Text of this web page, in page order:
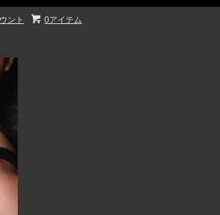
0アイテム
ント